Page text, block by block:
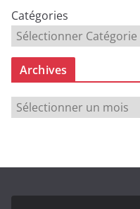
Catégories
Archives
A
h